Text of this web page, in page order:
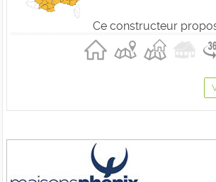
Ce constructeur